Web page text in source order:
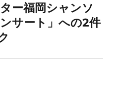
ー福岡シャンソ
サート」への2件